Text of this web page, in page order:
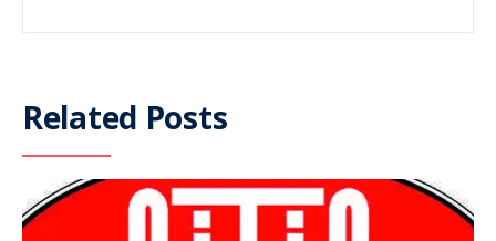
Related Posts